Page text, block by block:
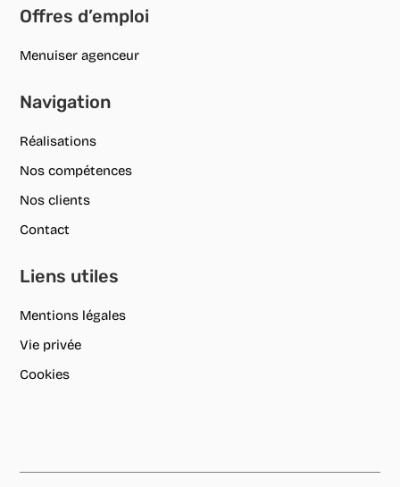
Offres d’emploi
Menuiser agenceur
Navigation
Réalisations
Nos compétences
Nos clients
Contact
Liens utiles
Mentions légales
Vie privée
Cookies